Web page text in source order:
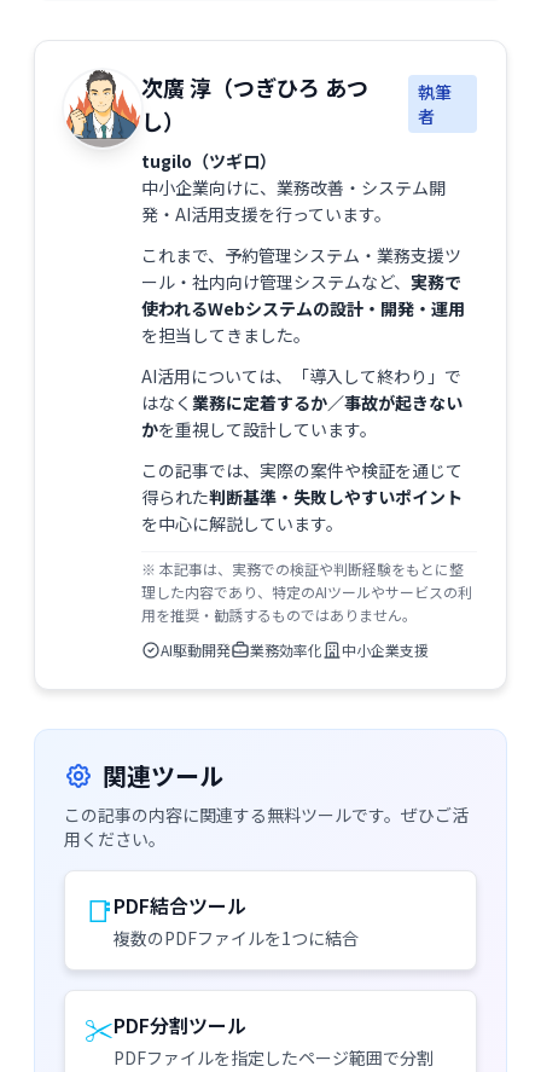
次廣 淳（つぎひろ あつ
し）
執筆
者
tugilo（ツギロ）
中小企業向けに、業務改善・システム開
発・AI活用支援を行っています。
これまで、予約管理システム・業務支援ツ
ール・社内向け管理システムなど、 実務で
使われるWebシステムの設計・開発・運用
を担当してきました。
AI活用については、「導入して終わり」で
はなく 業務に定着するか／事故が起きない
かを重視して設計しています。
この記事では、実際の案件や検証を通じて
得られた判断基準・失敗しやすいポイント
を中心に解説しています。
※ 本記事は、実務での検証や判断経験をもとに整
理した内容であり、特定のAIツールやサービスの利
用を推奨・勧誘するものではありません。
AI駆動開発
業務効率化 中小企業支援
関連ツール
この記事の内容に関連する無料ツールです。ぜひご活
用ください。
📑PDF結合ツール
複数のPDFファイルを1つに結合
✂️PDF分割ツール
PDFファイルを指定したページ範囲で分割